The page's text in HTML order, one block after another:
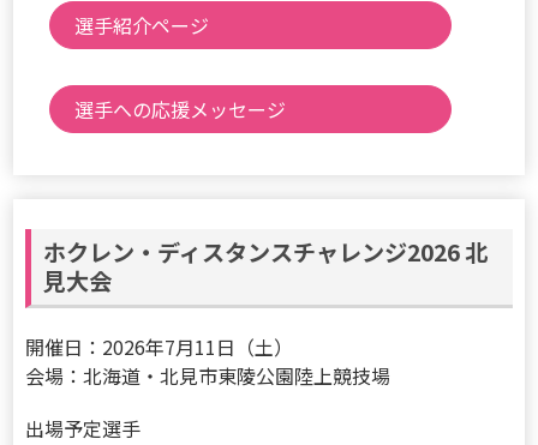
選手紹介ページ
選手への応援メッセージ
ホクレン・ディスタンスチャレンジ2026 北
見大会
開催日：2026年7月11日（土）
会場：北海道・北見市東陵公園陸上競技場
出場予定選手